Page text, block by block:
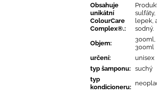
Obsahuje
unikátní
ColourCare
Complex®.:
sulfáty,
lepek,
sodný.
Objem:
300ml,
300ml
určení:
unisex
typ šamponu: suchý
typ
kondicioneru: